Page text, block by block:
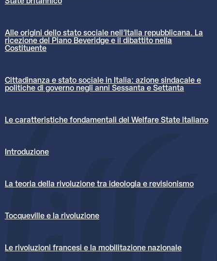
Alle origini dello stato sociale nell’Italia repubblicana. La
ricezione del Piano Beveridge e il dibattito nella
Costituente
Cittadinanza e stato sociale in Italia: azione sindacale e
politiche di governo negli anni Sessanta e Settanta
Le caratteristiche fondamentali del Welfare State italiano
Introduzione
La teoria della rivoluzione tra ideologia e revisionismo
Tocqueville e la rivoluzione
Le rivoluzioni francesi e la mobilitazione nazionale